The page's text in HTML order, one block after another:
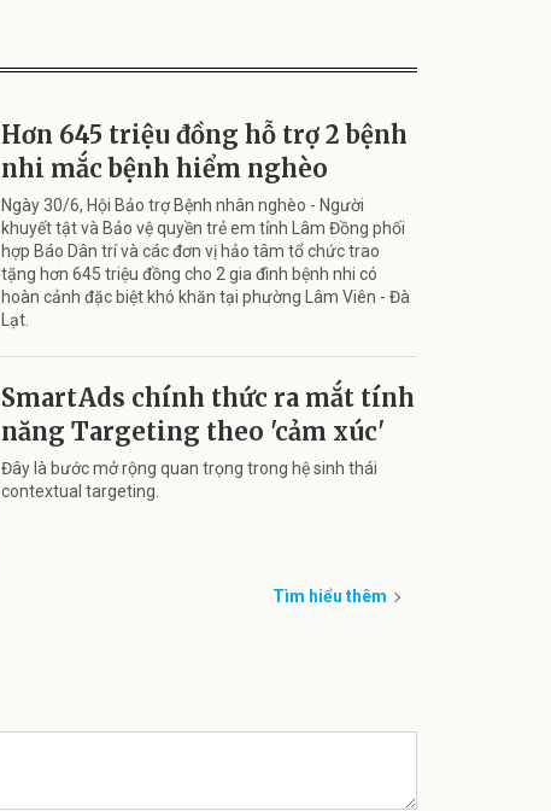
Hơn 645 triệu đồng hỗ trợ 2 bệnh
nhi mắc bệnh hiểm nghèo
Ngày 30/6, Hội Bảo trợ Bệnh nhân nghèo - Người
khuyết tật và Bảo vệ quyền trẻ em tỉnh Lâm Đồng phối
hợp Báo Dân trí và các đơn vị hảo tâm tổ chức trao
tặng hơn 645 triệu đồng cho 2 gia đình bệnh nhi có
hoàn cảnh đặc biệt khó khăn tại phường Lâm Viên - Đà
Lạt.
SmartAds chính thức ra mắt tính
năng Targeting theo 'cảm xúc'
Đây là bước mở rộng quan trọng trong hệ sinh thái
contextual targeting.
Tìm hiểu thêm